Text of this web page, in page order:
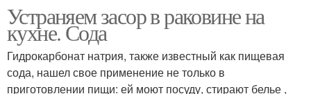
Устраняем засор в раковине на
кухне. Сода
Гидрокарбонат натрия, также известный как пищевая
сода, нашел свое применение не только в
приготовлении пищи: ей моют посуду, стирают белье ,